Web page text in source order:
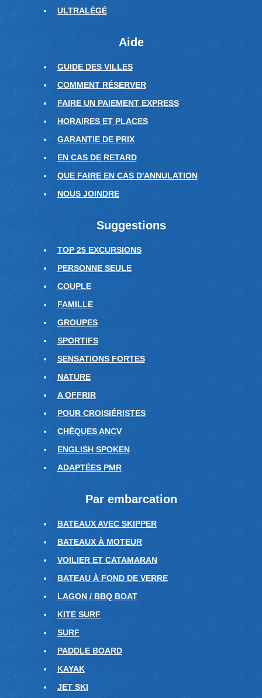
ULTRALÉGÉ
Aide
GUIDE DES VILLES
COMMENT RÉSERVER
FAIRE UN PAIEMENT EXPRESS
HORAIRES ET PLACES
GARANTIE DE PRIX
EN CAS DE RETARD
QUE FAIRE EN CAS D'ANNULATION
NOUS JOINDRE
Suggestions
TOP 25 EXCURSIONS
PERSONNE SEULE
COUPLE
FAMILLE
GROUPES
SPORTIFS
SENSATIONS FORTES
NATURE
A OFFRIR
POUR CROISIÉRISTES
CHÈQUES ANCV
ENGLISH SPOKEN
ADAPTÉES PMR
Par embarcation
BATEAUX AVEC SKIPPER
BATEAUX À MOTEUR
VOILIER ET CATAMARAN
BATEAU À FOND DE VERRE
LAGON / BBQ BOAT
KITE SURF
SURF
PADDLE BOARD
KAYAK
JET SKI